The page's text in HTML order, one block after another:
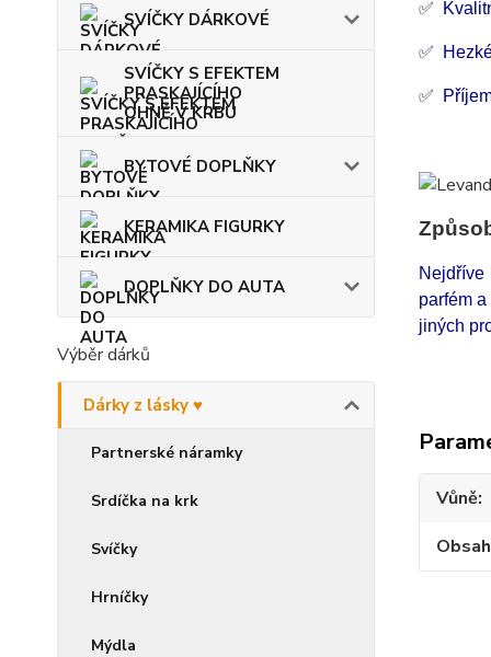
SVÍČKY DÁRKOVÉ
SVÍČKY S EFEKTEM
PRASKAJÍCÍHO
OHNĚ V KRBU
BYTOVÉ DOPLŇKY
KERAMIKA FIGURKY
DOPLŇKY DO AUTA
Výběr dárků
Dárky z lásky ♥
Partnerské náramky
Srdíčka na krk
Svíčky
Hrníčky
Mýdla
✅
✅
✅
Nejdříve
parfém
jiných
Vůně
Obsah